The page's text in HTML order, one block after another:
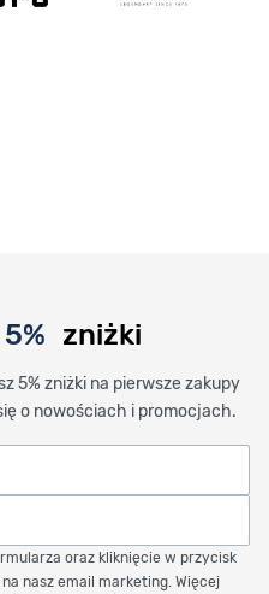
5% zniżki
5% zniżki na pierwsze zakupy
o nowościach i promocjach.
oraz kliknięcie w przycisk
na nasz email marketing. Więcej